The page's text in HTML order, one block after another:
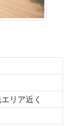
リア近く